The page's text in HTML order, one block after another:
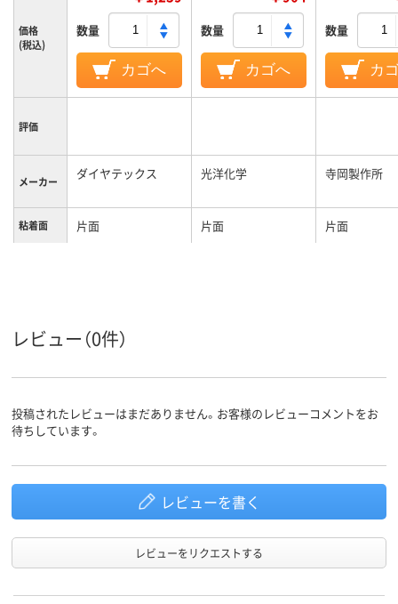
価格
(税込)
数量
カゴへ
数量
カゴへ
数量
カ
評価
メーカー ダイヤテックス 光洋化学 寺岡製作所
粘着面 片面 片面 片面
レビュー（0件）
投稿されたレビューはまだありません。お客様のレビューコメントをお
待ちしています。
レビューを書く
レビューをリクエストする